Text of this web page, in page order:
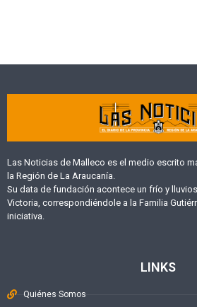
Las Noticias de Malleco es el medio escrito
la Región de La Araucanía.
Su data de fundación acontece un frío y
Victoria, correspondiéndole a la Familia
iniciativa.
LINKS
Quiénes Somos